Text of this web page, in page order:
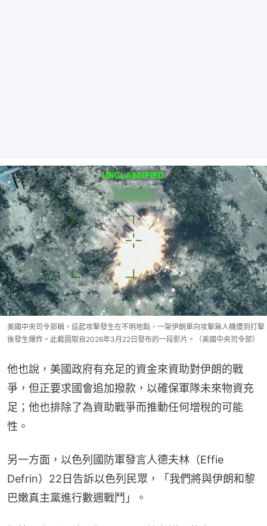
美國中央司令部稱，這起攻擊發生在不明地點，一架伊朗單向攻擊無人機遭到打擊
後發生爆炸。此截圖取自2026年3月22日發布的一段影片。（美國中央司令部）
他也說，美國政府有充足的資金來資助對伊朗的戰
爭，但正要求國會追加撥款，以確保軍隊未來物資充
足；他也排除了為資助戰爭而推動任何增稅的可能
性。
另一方面，以色列國防軍發言人德夫林（Effie
Defrin）22日告訴以色列民眾，「我們將與伊朗和黎
巴嫩真主黨進行數週戰鬥」。